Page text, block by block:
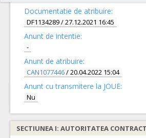
Documentatie de atribuire:
DF1134289/ 27.12.2021 16:45
Anunt de intentie:
-
Anunt de atribuire:
CAN1077446/ 20.04.2022 15:04
Anunt cu transmitere la JOUE:
Nu
SECTIUNEA I: AUTORITATEA